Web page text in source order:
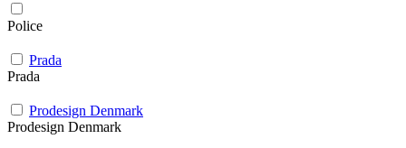
Police
Prada
Prada
Prodesign Denmark
Prodesign Denmark